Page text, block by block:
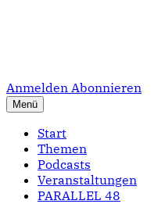
Anmelden Abonnieren
Menü
Start
Themen
Podcasts
Veranstaltungen
PARALLEL 48